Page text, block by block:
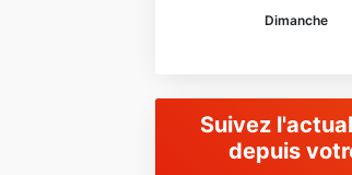
Dimanche
Suivez
depuis